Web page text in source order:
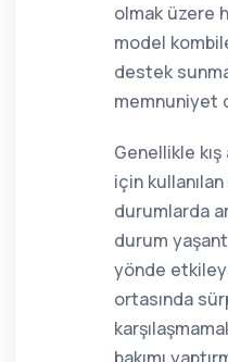
olmak üzere
model
destek
memnuniyet
Genellikle kış
için
durumlarda
durum
yönde
ortasında